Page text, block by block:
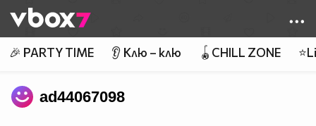
👾
🎉 PARTY TIME 👂 Клю – клю 🪀CHILL ZONE
ad44067098